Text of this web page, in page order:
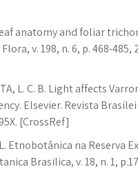
Leaf anatomy and foliar
v. 198, n. 6, p. 468-485,
L. C. B. Light affects
Elsevier. Revista
[CrossRef]
L. Etnobotânica na
Brasilica, v. 18, n. 1,